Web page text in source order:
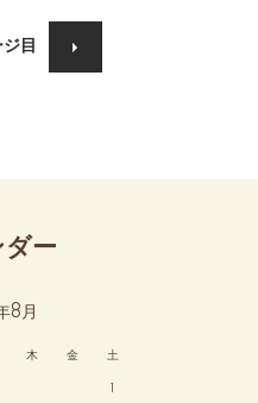
目
ー
8月
木 金 土
1